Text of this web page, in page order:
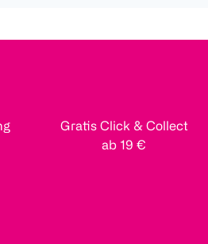
Gratis Click & Collect
ab 19 €